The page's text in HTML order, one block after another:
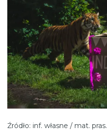
Źródło: inf. własne / mat. pras.